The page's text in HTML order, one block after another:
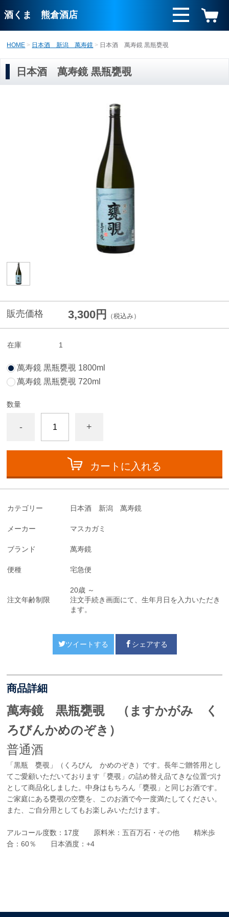
酒くま 熊倉酒店
HOME 日本酒 新潟 萬寿鏡 日本酒 萬寿鏡 黒瓶甕覗
日本酒 萬寿鏡 黒瓶甕覗
販売価格 3,300円 （税込み）
在庫 1
萬寿鏡 黒瓶甕覗 1800ml
萬寿鏡 黒瓶甕覗 720ml
数量
- +
カートに入れる
カテゴリー 日本酒 新潟 萬寿鏡
メーカー マスカガミ
ブランド 萬寿鏡
便種 宅急便
注文年齢制限
20歳 ～
注文手続き画面にて、生年月日を入力いただき
ます。
ツイートする シェアする
商品詳細
萬寿鏡 黒瓶甕覗 （ますかがみ く
ろびんかめのぞき）
普通酒
「黒瓶 甕覗」（くろびん かめのぞき）です。長年ご贈答用とし
てご愛顧いただいております「甕覗」の詰め替え品てきな位置づけ
として商品化しました。中身はもちろん「甕覗」と同じお酒です。
ご家庭にある甕覗の空甕を、このお酒で今一度満たしてください。
また、ご自分用としてもお楽しみいただけます。
アルコール度数：17度 原料米：五百万石・その他 精米歩
合：60％ 日本酒度：+4